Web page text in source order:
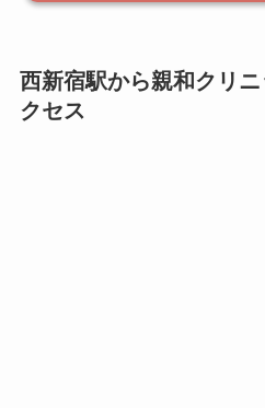
西新宿駅から親和クリ
クセス